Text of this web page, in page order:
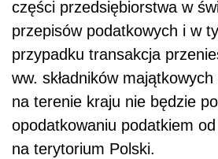
części przedsiębiorstwa w
przepisów podatkowych i w
przypadku transakcja
ww. składników
na terenie kraju nie będzie
opodatkowaniu podatkiem od
na terytorium Polski.